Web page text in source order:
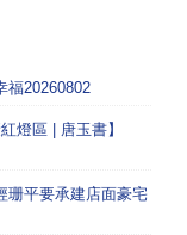
福20260802
燈區 | 唐玉書】
珊平要承建店面豪宅